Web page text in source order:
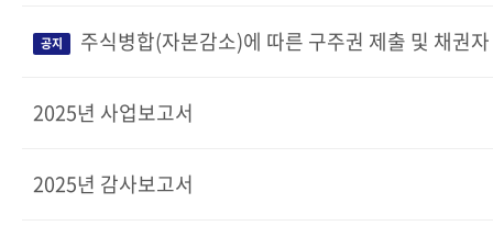
공지 주식병합(자본감소)에 따른 구주권 제출 및 채권
2025년 사업보고서
2025년 감사보고서